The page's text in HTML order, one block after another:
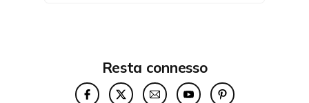
Resta connesso